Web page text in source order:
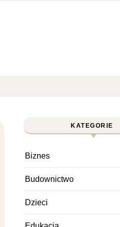
KATEGORIE
Biznes
Budownictwo
Dzieci